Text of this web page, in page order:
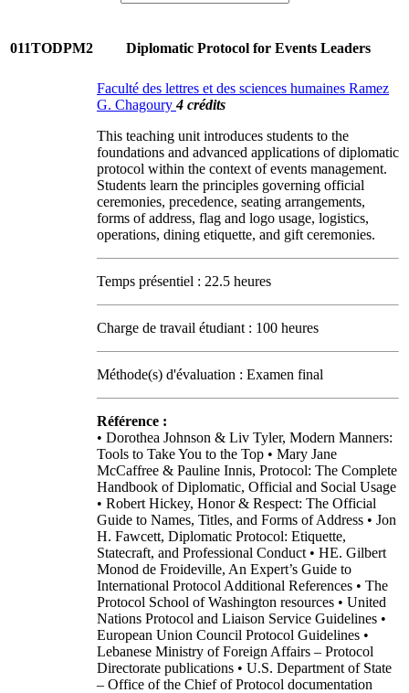
011TODPM2 Diplomatic Protocol for Events Leaders
Faculté des lettres et des sciences humaines Ramez
G. Chagoury4 crédits
This teaching unit introduces students to the
foundations and advanced applications of diplomatic
protocol within the context of events management.
Students learn the principles governing official
ceremonies, precedence, seating arrangements,
forms of address, flag and logo usage, logistics,
operations, dining etiquette, and gift ceremonies.
Temps présentiel : 22.5 heures
Charge de travail étudiant : 100 heures
Méthode(s) d'évaluation : Examen final
Référence :
• Dorothea Johnson & Liv Tyler, Modern Manners:
Tools to Take You to the Top • Mary Jane
McCaffree & Pauline Innis, Protocol: The Complete
Handbook of Diplomatic, Official and Social Usage
• Robert Hickey, Honor & Respect: The Official
Guide to Names, Titles, and Forms of Address • Jon
H. Fawcett, Diplomatic Protocol: Etiquette,
Statecraft, and Professional Conduct • HE. Gilbert
Monod de Froideville, An Expert’s Guide to
International Protocol Additional References • The
Protocol School of Washington resources • United
Nations Protocol and Liaison Service Guidelines •
European Union Council Protocol Guidelines •
Lebanese Ministry of Foreign Affairs – Protocol
Directorate publications • U.S. Department of State
– Office of the Chief of Protocol documentation